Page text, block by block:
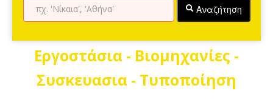
Αναζήτηση
Εργοστάσια - Βιομηχανίες -
Συσκευασια - Τυποποίηση